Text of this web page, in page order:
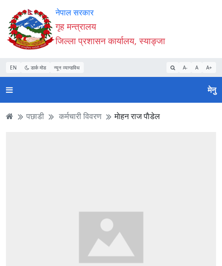
Accessibility
Mode
सुरु
गर्नुहोस्
सामाग्री
पढ्नुहाेस्
नेभिगेसन
पढ्नुहाेस्
वेबसाइट
खोजमा
जानुहोस्
नेपाल सरकार
गृह मन्त्रालय
जिल्ला प्रशासन कार्यालय, स्याङ्जा
EN डार्क मोड न्यून व्यान्डविथ A- A A+
मेनु
पछाडी कर्मचारी विवरण माेहन राज पाैडेल